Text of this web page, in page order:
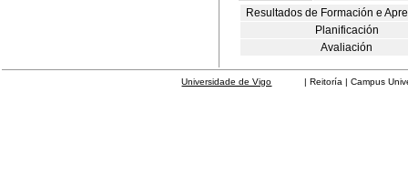
Resultados de Formación e
Planificación
Avaliación
Universidade de Vigo | Reitoría | Campus